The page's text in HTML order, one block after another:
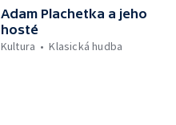
Adam Plachetka a jeho
hosté
Kultura
Klasická hudba